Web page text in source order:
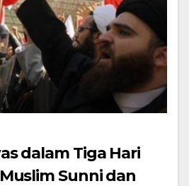
dalam Tiga Hari
Sunni dan